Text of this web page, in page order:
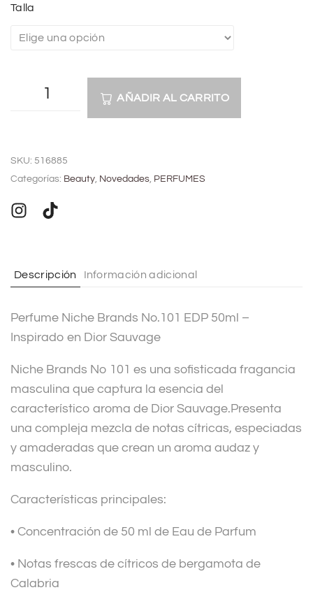
Talla
AÑADIR AL CARRITO
t
r
i
e
:
SKU: 516885
Categorías: Beauty, Novedades, PERFUMES
Descripción Información adicional
Perfume Niche Brands No.101 EDP 50ml –
Inspirado en Dior Sauvage
Niche Brands No 101 es una sofisticada fragancia
masculina que captura la esencia del
característico aroma de Dior Sauvage.Presenta
una compleja mezcla de notas cítricas, especiadas
y amaderadas que crean un aroma audaz y
masculino.
Características principales:
• Concentración de 50 ml de Eau de Parfum
• Notas frescas de cítricos de bergamota de
Calabria